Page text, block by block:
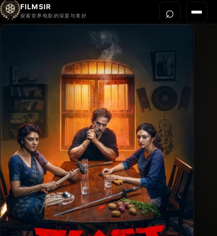
FILMSIR
探索世界电影的深度与美好 菜单
世界电影节
导演宇宙
影片库
影评与解读
关于我们
⌕打开